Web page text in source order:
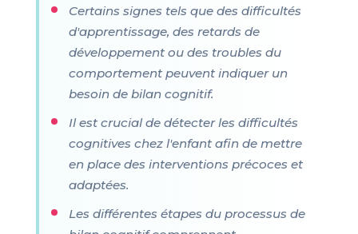
Certains signes tels que des difficultés
d'apprentissage, des retards de
développement ou des troubles du
comportement peuvent indiquer un
besoin de bilan cognitif.
Il est crucial de détecter les difficultés
cognitives chez l'enfant afin de mettre
en place des interventions précoces et
adaptées.
Les différentes étapes du processus de